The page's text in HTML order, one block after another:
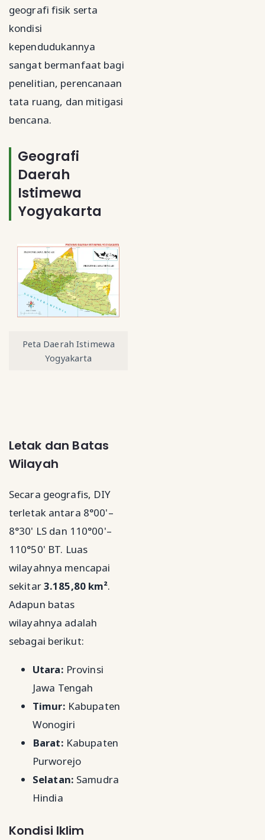
geografi fisik serta
kondisi
kependudukannya
sangat bermanfaat bagi
penelitian, perencanaan
tata ruang, dan mitigasi
bencana.
Geografi
Daerah
Istimewa
Yogyakarta
Peta Daerah Istimewa
Yogyakarta
Letak dan Batas
Wilayah
Secara geografis, DIY
terletak antara 8°00'–
8°30' LS dan 110°00'–
110°50' BT. Luas
wilayahnya mencapai
sekitar3.185,80 km².
Adapun batas
wilayahnya adalah
sebagai berikut:
Utara: Provinsi
Jawa Tengah
Timur: Kabupaten
Wonogiri
Barat: Kabupaten
Purworejo
Selatan: Samudra
Hindia
Kondisi Iklim